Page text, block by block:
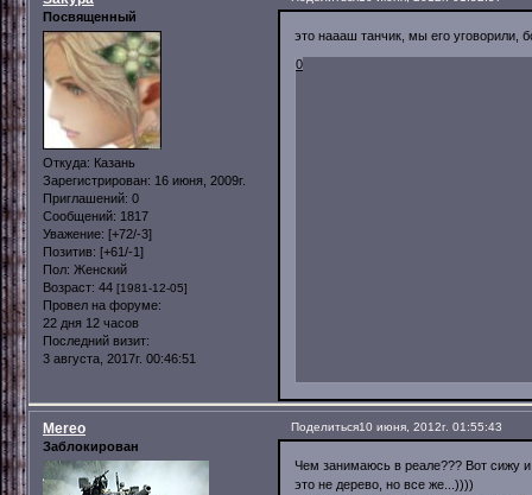
Посвященный
Откуда: Казань
Зарегистрирован: 16 июня, 2009г.
Приглашений: 0
Сообщений: 1817
Уважение: [+72/-3]
Позитив: [+61/-1]
Пол: Женский
Возраст: 44 [1981-12-05]
Провел на форуме:
22 дня 12 часов
Последний визит:
3 августа, 2017г. 00:46:51
это наааш танчик, мы его
0
Поделиться10 июня, 2012г. 01:55:43
Mereo
Заблокирован
Чем занимаюсь в реале??? Вот сижу
это не дерево, но все же...))))